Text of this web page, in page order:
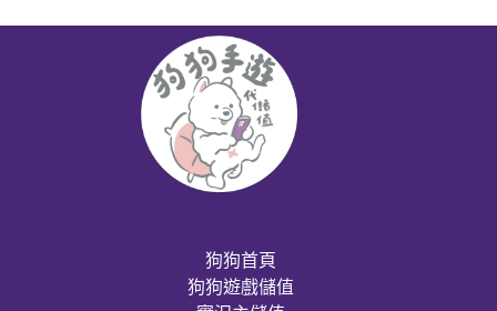
狗狗首頁
狗狗遊戲儲值